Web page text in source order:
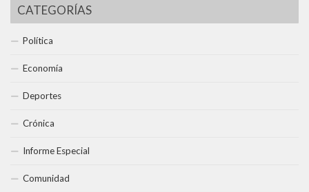
CATEGORÍAS
Política
Economía
Deportes
Crónica
Informe Especial
Comunidad